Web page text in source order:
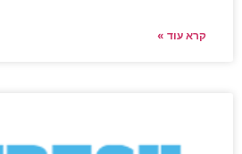
קרא עוד »